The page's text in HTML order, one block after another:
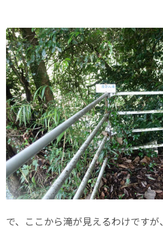
で、ここから滝が見えるわけですが、